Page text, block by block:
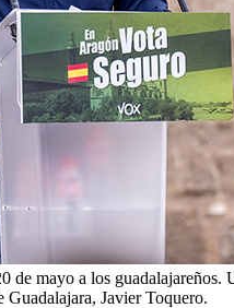
de mayo a los
Javier Toquero.